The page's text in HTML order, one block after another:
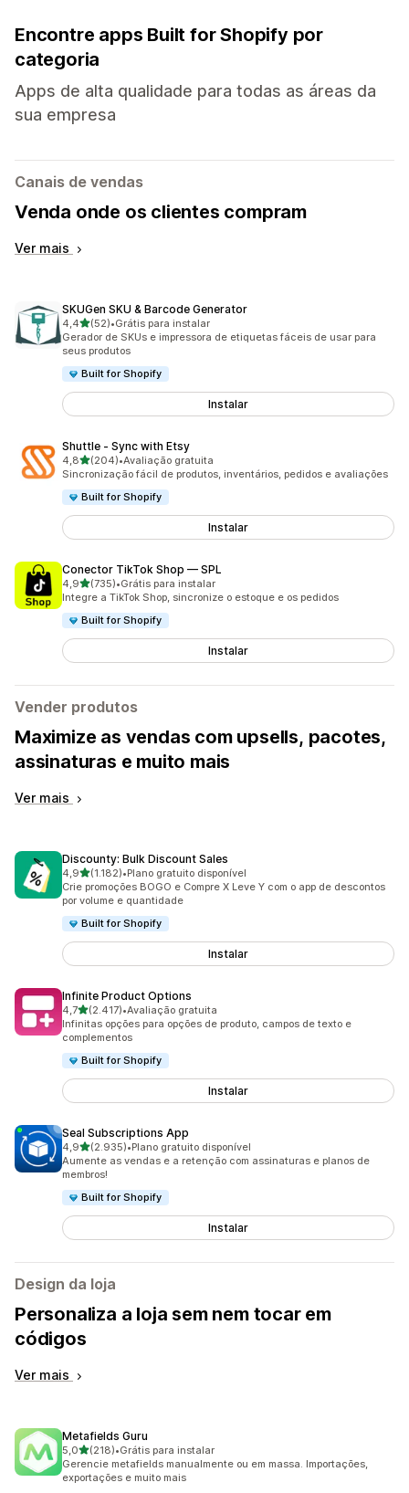
Encontre apps Built for Shopify por
categoria
Apps de alta qualidade para todas as áreas da
sua empresa
Canais de vendas
Venda onde os clientes compram
Ver mais
SKUGen SKU & Barcode Generator
4,4de 5 estrelas
(52)
52 avaliações ao todo
•Grátis para instalar
Gerador de SKUs e impressora de etiquetas fáceis de usar para
seus produtos
Built for Shopify
Instalar
Shuttle ‑ Sync with Etsy
4,8de 5 estrelas
(204)
204 avaliações ao todo
•Avaliação gratuita
Sincronização fácil de produtos, inventários, pedidos e avaliações
Built for Shopify
Instalar
Conector TikTok Shop — SPL
4,9de 5 estrelas
(735)
735 avaliações ao todo
•Grátis para instalar
Integre a TikTok Shop, sincronize o estoque e os pedidos
Built for Shopify
Instalar
Vender produtos
Maximize as vendas com upsells, pacotes,
assinaturas e muito mais
Ver mais
Discounty: Bulk Discount Sales
4,9de 5 estrelas
(1.182)
1182 avaliações ao todo
•Plano gratuito disponível
Crie promoções BOGO e Compre X Leve Y com o app de descontos
por volume e quantidade
Built for Shopify
Instalar
Infinite Product Options
4,7de 5 estrelas
(2.417)
2417 avaliações ao todo
•Avaliação gratuita
Infinitas opções para opções de produto, campos de texto e
complementos
Built for Shopify
Instalar
Seal Subscriptions App
4,9de 5 estrelas
(2.935)
2935 avaliações ao todo
•Plano gratuito disponível
Aumente as vendas e a retenção com assinaturas e planos de
membros!
Built for Shopify
Instalar
Design da loja
Personaliza a loja sem nem tocar em
códigos
Ver mais
Metafields Guru
5,0de 5 estrelas
(218)
218 avaliações ao todo
•Grátis para instalar
Gerencie metafields manualmente ou em massa. Importações,
exportações e muito mais